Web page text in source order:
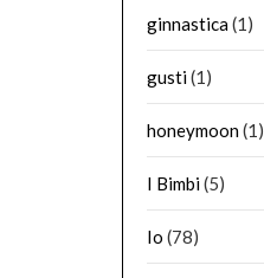
ginnastica(1)
gusti(1)
honeymoon(1)
I Bimbi(5)
Io (78)